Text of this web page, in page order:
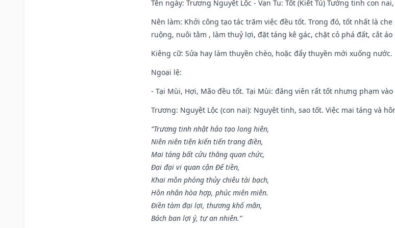
Tên ngày: Trương Nguyệt Lộc - Vạn Tu: Tốt (Kiết Tú) Tướng tinh con
Nên làm: Khởi công tạo tác trăm việc đều tốt. Trong đó, tốt nhất là
ruộng, nuôi tằm , làm thuỷ lợi, đặt táng kê gác, chặt cỏ phá đất, cắt
Kiêng cữ: Sửa hay làm thuyền chèo, hoặc đẩy thuyền mới xuống nước.
Ngoại lệ:
- Tại Mùi, Hợi, Mão đều tốt. Tại Mùi: đăng viên rất tốt nhưng phạm
Trương: Nguyệt Lộc (con nai): Nguyệt tinh, sao tốt. Việc mai táng và
“Trương tinh nhật hảo tạo long hiên,
Niên niên tiện kiến tiến trang điền,
Mai táng bất cửu thăng quan chức,
Đại đại vi quan cận Đế tiền,
Khai môn phóng thủy chiêu tài bạch,
Hôn nhân hòa hợp, phúc miên miên.
Điền tàm đại lợi, thương khố mãn,
Bách ban lợi ý, tự an nhiên.”